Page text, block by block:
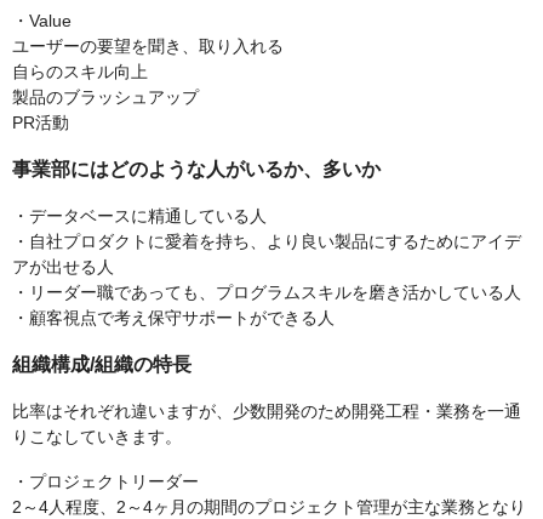
・Value
ユーザーの要望を聞き、取り入れる
自らのスキル向上
製品のブラッシュアップ
PR活動
事業部にはどのような人がいるか、多いか
・データベースに精通している人
・自社プロダクトに愛着を持ち、より良い製品にするためにアイデ
アが出せる人
・リーダー職であっても、プログラムスキルを磨き活かしている人
・顧客視点で考え保守サポートができる人
組織構成/組織の特長
比率はそれぞれ違いますが、少数開発のため開発工程・業務を一通
りこなしていきます。
・プロジェクトリーダー
2～4人程度、2～4ヶ月の期間のプロジェクト管理が主な業務となり